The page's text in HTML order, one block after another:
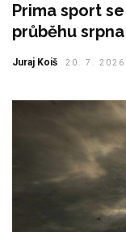
Prima sport
průběhu srpna
Juraj Koiš 20. 7. 2026